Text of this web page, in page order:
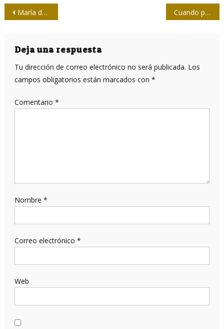
Navegación
entradas
María del Carmen Monteagudo: La radio habla a mis oídos Cuando pienso en Santiago…
Deja una respuesta
Tu dirección de correo electrónico no será publicada. Los
campos obligatorios están marcados con *
Comentario *
Nombre *
Correo electrónico *
Web